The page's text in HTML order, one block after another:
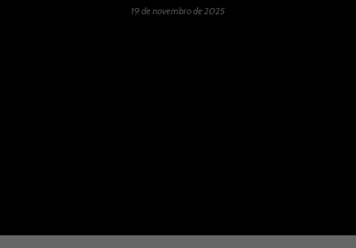
19 de novembro de 2025